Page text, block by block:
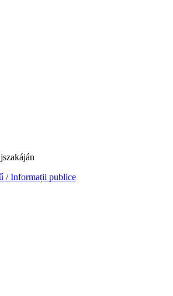
/ Informații publice